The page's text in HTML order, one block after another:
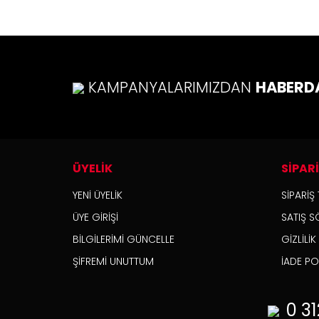
KAMPANYALARIMIZDAN
ÜYELİK
YENİ ÜYELİK
ÜYE GİRİŞİ
BİLGİLERİMİ GÜNCELLE
ŞİFREMİ UNUTTUM
SİPARİŞ
SATIŞ
İADE
0